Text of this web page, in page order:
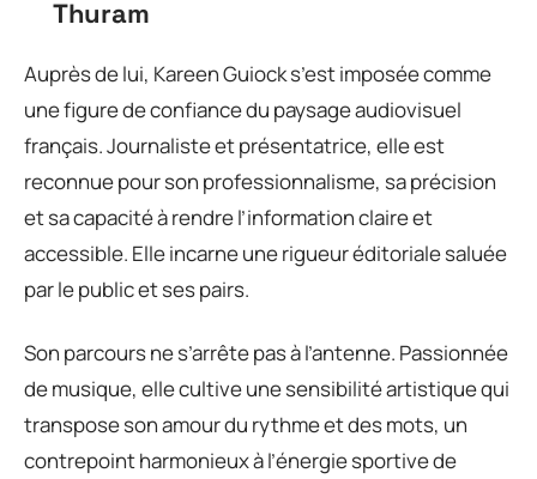
Thuram
Auprès de lui, Kareen Guiock s’est imposée comme
une figure de confiance du paysage audiovisuel
français. Journaliste et présentatrice, elle est
reconnue pour son professionnalisme, sa précision
et sa capacité à rendre l’information claire et
accessible. Elle incarne une rigueur éditoriale saluée
par le public et ses pairs.
Son parcours ne s’arrête pas à l’antenne. Passionnée
de musique, elle cultive une sensibilité artistique qui
transpose son amour du rythme et des mots, un
contrepoint harmonieux à l’énergie sportive de